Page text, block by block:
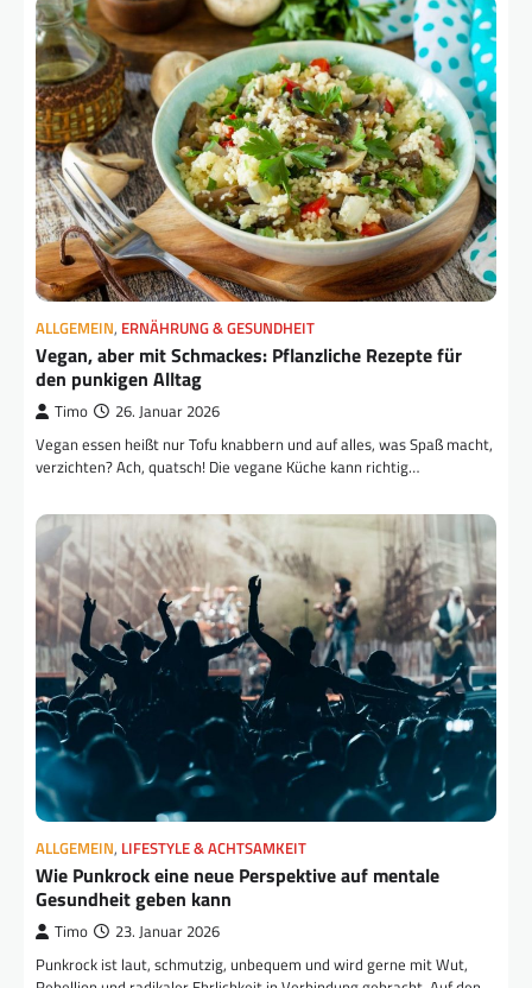
ALLGEMEIN, ERNÄHRUNG & GESUNDHEIT
Vegan, aber mit Schmackes: Pflanzliche Rezepte für
den punkigen Alltag
Timo 26. Januar 2026
Vegan essen heißt nur Tofu knabbern und auf alles, was Spaß macht,
verzichten? Ach, quatsch! Die vegane Küche kann richtig…
ALLGEMEIN, LIFESTYLE & ACHTSAMKEIT
Wie Punkrock eine neue Perspektive auf mentale
Gesundheit geben kann
Timo 23. Januar 2026
Punkrock ist laut, schmutzig, unbequem und wird gerne mit Wut,